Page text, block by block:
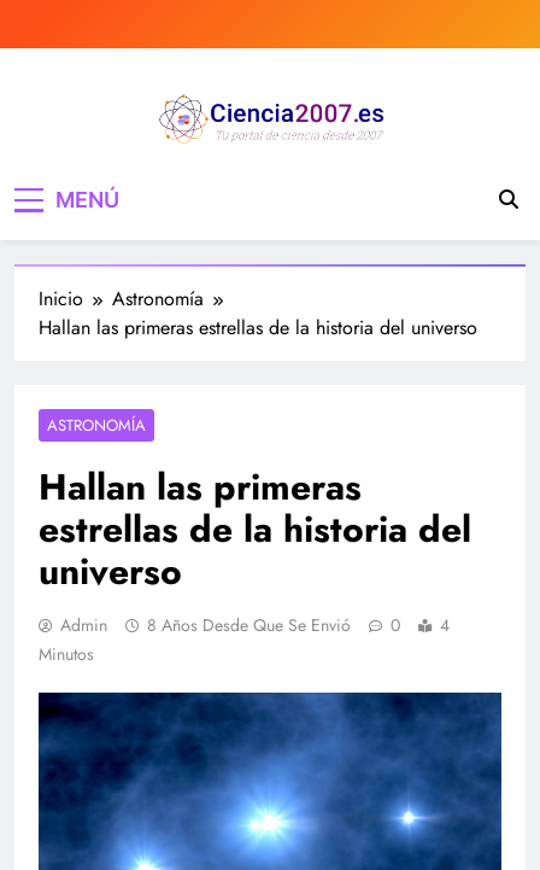
al
de Ciencia, noticias,
estudios, medicina,
investigación…
curiosidades, medicina, investigación y mucho
MENÚ
Inicio
Astronomía
Hallan las primeras estrellas de la historia del universo
ASTRONOMÍA
Hallan las primeras
estrellas de la historia del
universo
Admin 8 Años Desde Que Se Envió 0
4
Minutos